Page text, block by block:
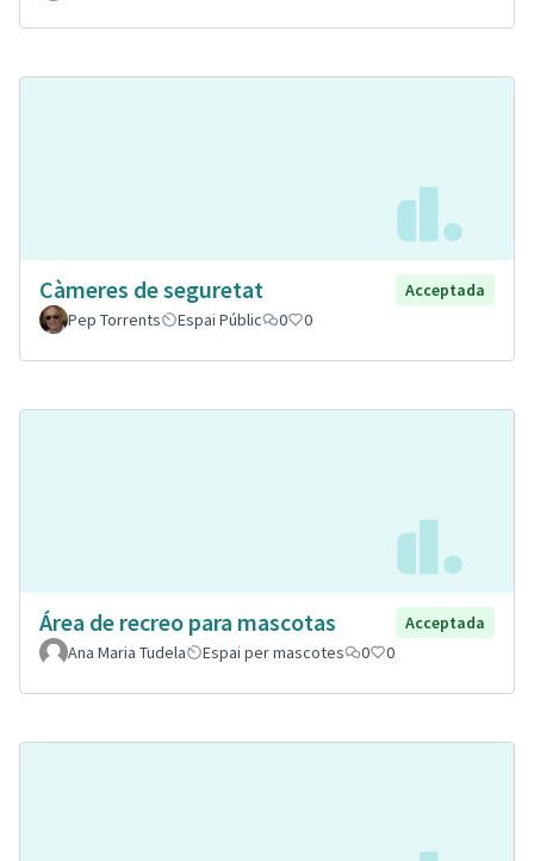
Càmeres de seguretat
Acceptada
Pep Torrents
Espai Públic 0 0
Área de recreo para mascotas
Acceptada
Ana Maria Tudela
Espai per mascotes 0 0